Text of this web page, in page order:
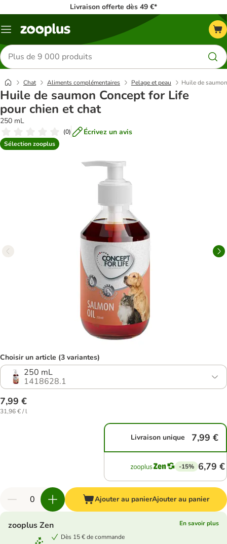
Livraison offerte dès 49 €*
Menu
Rechercher
des
produits
Chat Aliments complémentaires Pelage et peau Huile de
Huile de saumon Concept for Life
pour chien et chat
250 mL
(0) Écrivez un avis
Sélection zooplus
Choisir un article (3 variantes)
250 mL
1418628.1
7,99 €
31,96 € / l
Livraison unique 7,99 €
-15% 6,79 €
Ajouter au panierAjouter au panier
zooplus Zen
En savoir plus
Dès 15 € de commande